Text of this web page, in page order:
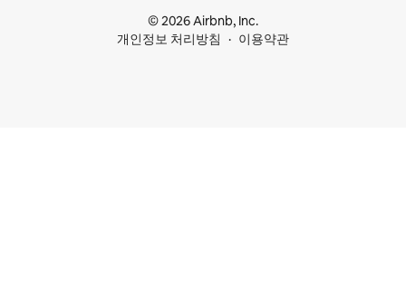
© 2026 Airbnb, Inc.
개인정보 처리방침
이용약관